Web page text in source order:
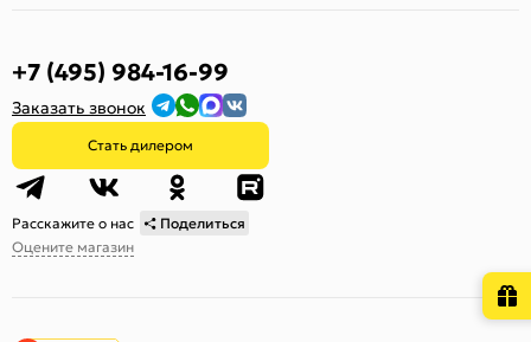
+7 (495) 984-16-99
Заказать звонок
Стать дилером
Расскажите о нас
Поделиться
Оцените магазин